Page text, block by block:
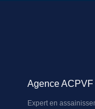
Agence ACPVF
Expert en